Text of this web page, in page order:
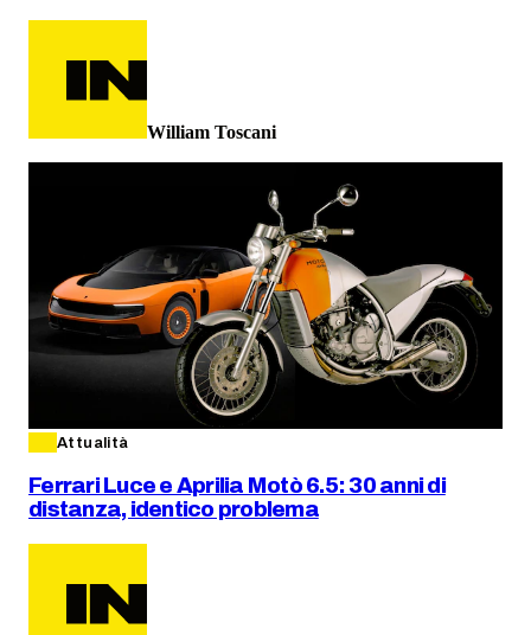
William Toscani
Attualità
Ferrari Luce e Aprilia Motò 6.5: 30 anni di
distanza, identico problema